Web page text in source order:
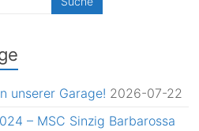
unserer Garage! 2026-07-22
– MSC Sinzig Barbarossa